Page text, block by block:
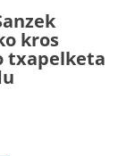
kros
txapelketa